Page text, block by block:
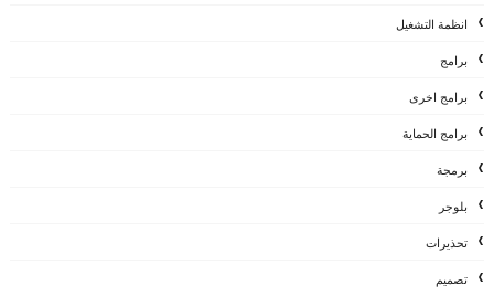
انظمة التشغيل
برامج
برامج اخرى
برامج الحماية
برمجة
بلوجر
تحذيرات
تصميم